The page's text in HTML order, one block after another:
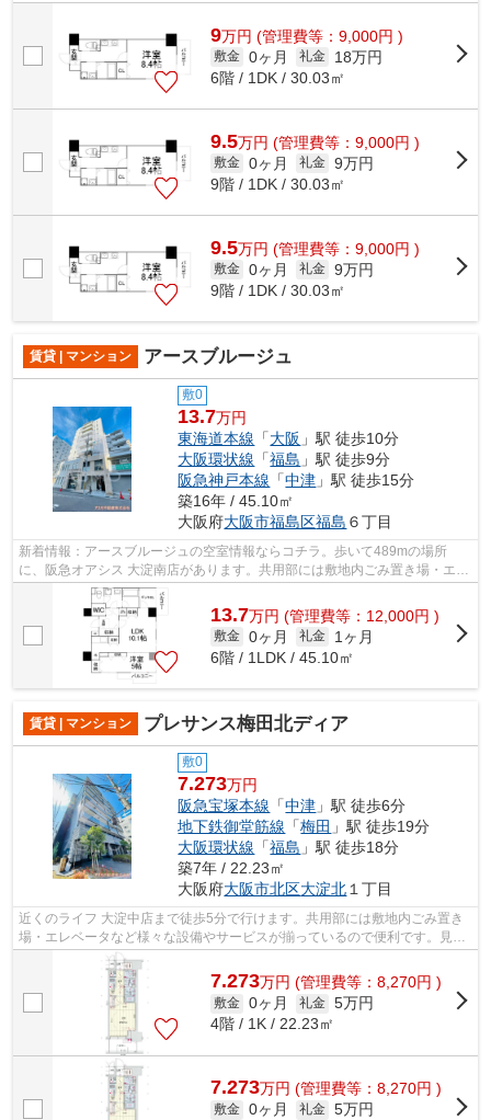
9万円 (管理費等：9,000円 )
敷金 0ヶ月 礼金
18万円
6階 / 1DK / 30.03㎡
9.5万円 (管理費等：9,000円 )
敷金 0ヶ月 礼金 9万円
9階 / 1DK / 30.03㎡
9.5万円 (管理費等：9,000円 )
敷金 0ヶ月 礼金 9万円
9階 / 1DK / 30.03㎡
賃貸 | マンション アースブルージュ
敷0
13.7万円
東海道本線 「大阪 」駅 徒歩10分
大阪環状線 「福島 」駅 徒歩9分
阪急神戸本線 「中津 」駅 徒歩15分
築16年 / 45.10㎡
大阪府大阪市福島区福島 ６丁目
新着情報：アースブルージュの空室情報ならコチラ。歩いて489mの場所
に、阪急オアシス 大淀南店があります。共用部には敷地内ごみ置き場・エレ
ベータなどが備わっておりとても充実して...
13.7万円 (管理費等：12,000円 )
敷金 0ヶ月 礼金
1ヶ月
6階 / 1LDK / 45.10㎡
賃貸 | マンション プレサンス梅田北ディア
敷0
7.273万円
阪急宝塚本線 「中津 」駅 徒歩6分
地下鉄御堂筋線 「梅田 」駅 徒歩19分
大阪環状線 「福島 」駅 徒歩18分
築7年 / 22.23㎡
大阪府大阪市北区大淀北 １丁目
近くのライフ 大淀中店まで徒歩5分で行けます。共用部には敷地内ごみ置き
場・エレベータなど様々な設備やサービスが揃っているので便利です。見た
目がきれいな外観タイル張りの物件で...
7.273万円 (管理費等：8,270円 )
敷金 0ヶ月 礼金 5万円
4階 / 1K / 22.23㎡
7.273万円 (管理費等：8,270円 )
敷金 0ヶ月 礼金 5万円